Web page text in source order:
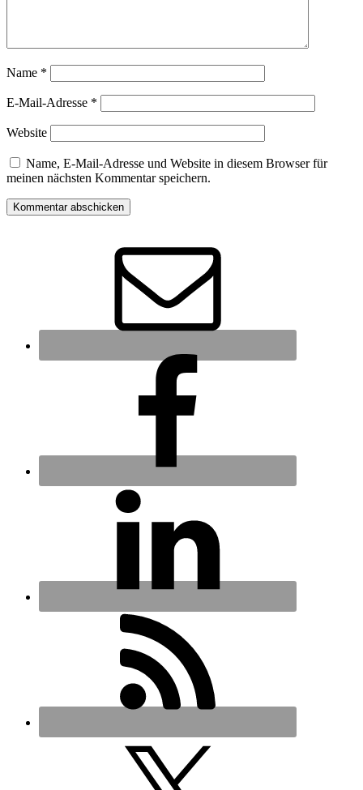
Name *
E-Mail-Adresse *
Website
Name, E-Mail-Adresse und Website in diesem Browser für
meinen nächsten Kommentar speichern.